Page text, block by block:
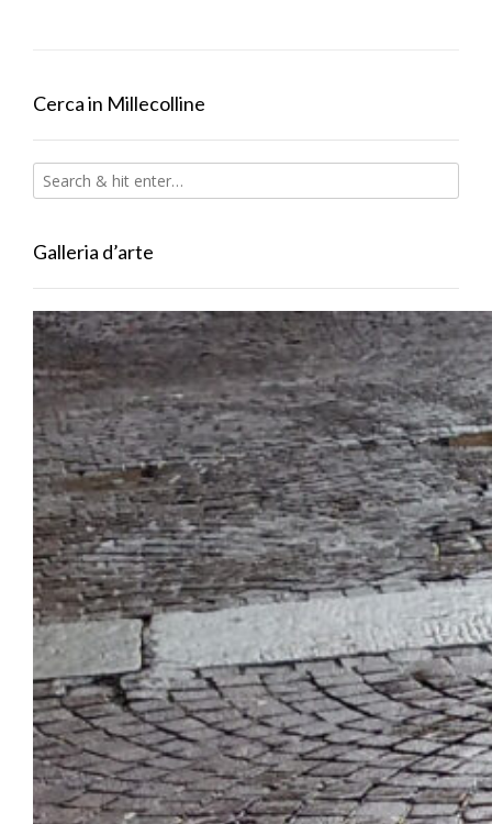
Cerca in Millecolline
Galleria d’arte